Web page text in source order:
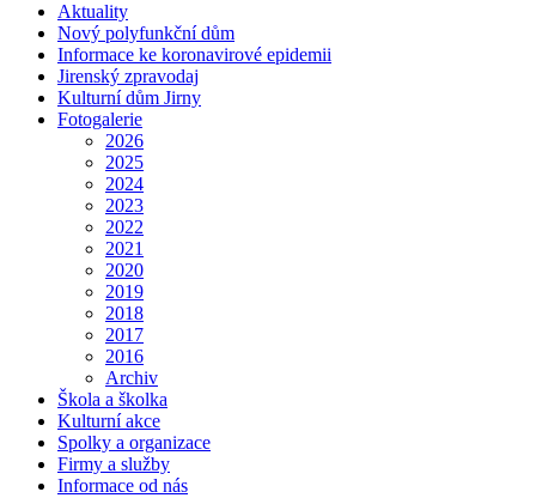
Aktuality
Nový polyfunkční dům
Informace ke koronavirové epidemii
Jirenský zpravodaj
Kulturní dům Jirny
Fotogalerie
2026
2025
2024
2023
2022
2021
2020
2019
2018
2017
2016
Archiv
Škola a školka
Kulturní akce
Spolky a organizace
Firmy a služby
Informace od nás